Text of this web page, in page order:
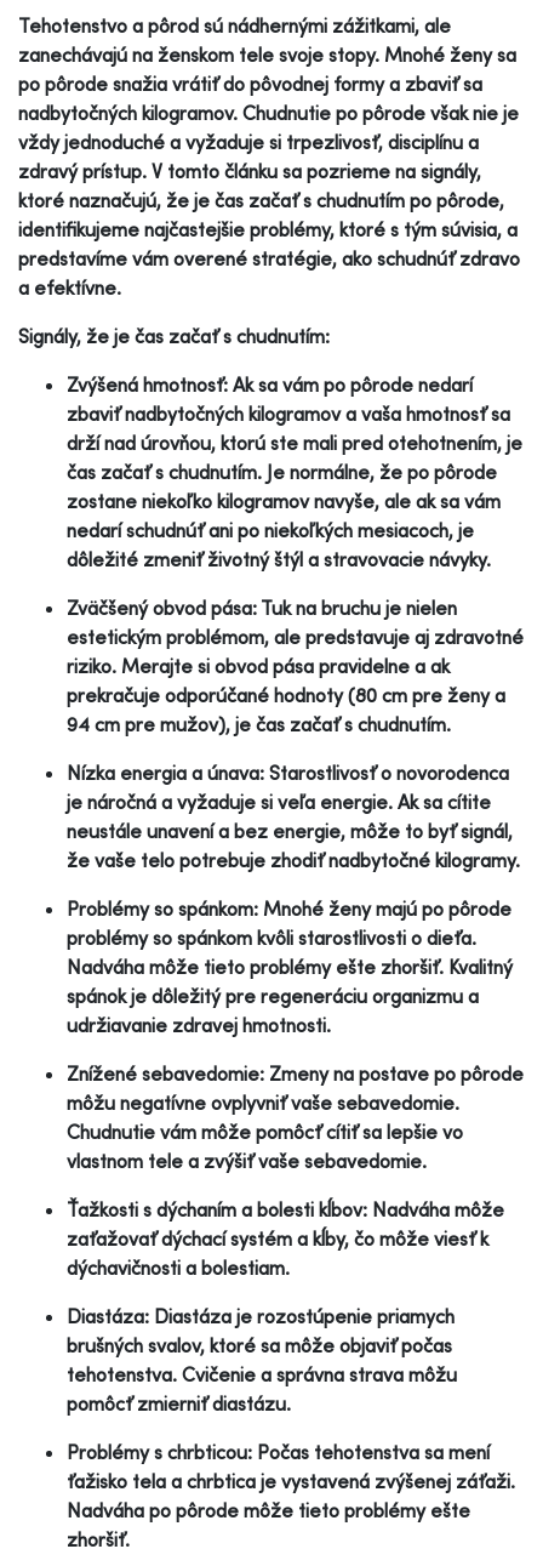
Tehotenstvo a pôrod sú nádhernými zážitkami, ale
zanechávajú na ženskom tele svoje stopy. Mnohé ženy sa
po pôrode snažia vrátiť do pôvodnej formy a zbaviť sa
nadbytočných kilogramov. Chudnutie po pôrode však nie je
vždy jednoduché a vyžaduje si trpezlivosť, disciplínu a
zdravý prístup. V tomto článku sa pozrieme na signály,
ktoré naznačujú, že je čas začať s chudnutím po pôrode,
identifikujeme najčastejšie problémy, ktoré s tým súvisia, a
predstavíme vám overené stratégie, ako schudnúť zdravo
a efektívne.
Signály, že je čas začať s chudnutím:
Zvýšená hmotnosť: Ak sa vám po pôrode nedarí
zbaviť nadbytočných kilogramov a vaša hmotnosť sa
drží nad úrovňou, ktorú ste mali pred otehotnením, je
čas začať s chudnutím. Je normálne, že po pôrode
zostane niekoľko kilogramov navyše, ale ak sa vám
nedarí schudnúť ani po niekoľkých mesiacoch, je
dôležité zmeniť životný štýl a stravovacie návyky.
Zväčšený obvod pása: Tuk na bruchu je nielen
estetickým problémom, ale predstavuje aj zdravotné
riziko. Merajte si obvod pása pravidelne a ak
prekračuje odporúčané hodnoty (80 cm pre ženy a
94 cm pre mužov), je čas začať s chudnutím.
Nízka energia a únava: Starostlivosť o novorodenca
je náročná a vyžaduje si veľa energie. Ak sa cítite
neustále unavení a bez energie, môže to byť signál,
že vaše telo potrebuje zhodiť nadbytočné kilogramy.
Problémy so spánkom: Mnohé ženy majú po pôrode
problémy so spánkom kvôli starostlivosti o dieťa.
Nadváha môže tieto problémy ešte zhoršiť. Kvalitný
spánok je dôležitý pre regeneráciu organizmu a
udržiavanie zdravej hmotnosti.
Znížené sebavedomie: Zmeny na postave po pôrode
môžu negatívne ovplyvniť vaše sebavedomie.
Chudnutie vám môže pomôcť cítiť sa lepšie vo
vlastnom tele a zvýšiť vaše sebavedomie.
Ťažkosti s dýchaním a bolesti kĺbov: Nadváha môže
zaťažovať dýchací systém a kĺby, čo môže viesť k
dýchavičnosti a bolestiam.
Diastáza: Diastáza je rozostúpenie priamych
brušných svalov, ktoré sa môže objaviť počas
tehotenstva. Cvičenie a správna strava môžu
pomôcť zmierniť diastázu.
Problémy s chrbticou: Počas tehotenstva sa mení
ťažisko tela a chrbtica je vystavená zvýšenej záťaži.
Nadváha po pôrode môže tieto problémy ešte
zhoršiť.